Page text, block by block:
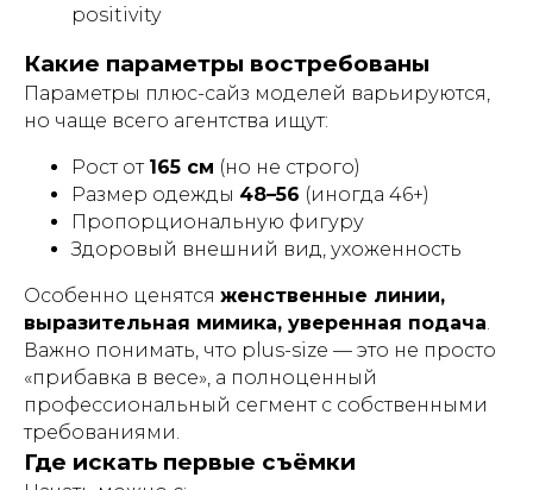
positivity
Какие параметры востребованы
Параметры плюс-сайз моделей варьируются,
но чаще всего агентства ищут:
Рост от 165 см (но не строго)
Размер одежды 48–56 (иногда 46+)
Пропорциональную фигуру
Здоровый внешний вид, ухоженность
Особенно ценятся женственные линии,
выразительная мимика, уверенная подача.
Важно понимать, что plus-size — это не просто
«прибавка в весе», а полноценный
профессиональный сегмент с собственными
требованиями.
Где искать первые съёмки